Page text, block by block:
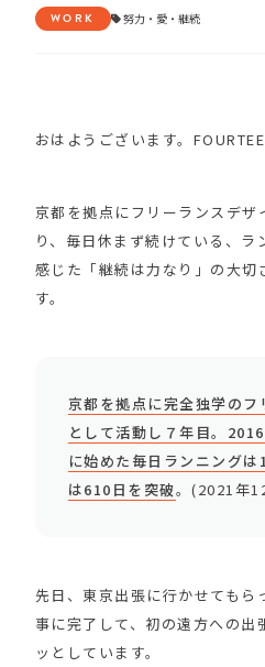
WORK 努力・ 愛・ 継続
おはようございます。
京都を拠点にフリーランスデザ
り、毎日休まず続けている、ラ
感じた「継続は力なり」の大切
す。
京都を拠点に完全独学の
として活動し７年目。
に始めた毎日ランニング
は610日を突破。(2021年
先日、東京出張に行かせてもら
事に完了して、初の遠方への出
ッとしています。